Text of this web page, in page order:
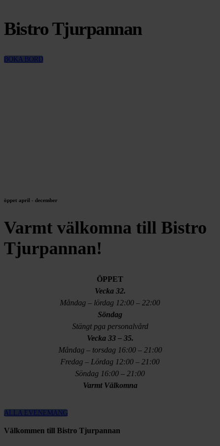
Bistro Tjurpannan
BOKA BORD
öppet april - december
Varmt välkomna till Bistro
Tjurpannan!
ÖPPET
Vecka 32.
Måndag – lördag 12:00 – 22:00
Söndag
Stängt pga personalvård
Vecka 33 – 35.
Måndag – torsdag 16:00 – 21:00
Fredag – Lördag 12:00 – 21:00
Söndag 16:00 – 21:00
Varmt Välkomna
ALLA EVENEMANG
Välkommen till Bistro Tjurpannan